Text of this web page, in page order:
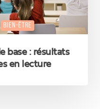
BIEN-ÊTRE
base : résultats
en lecture